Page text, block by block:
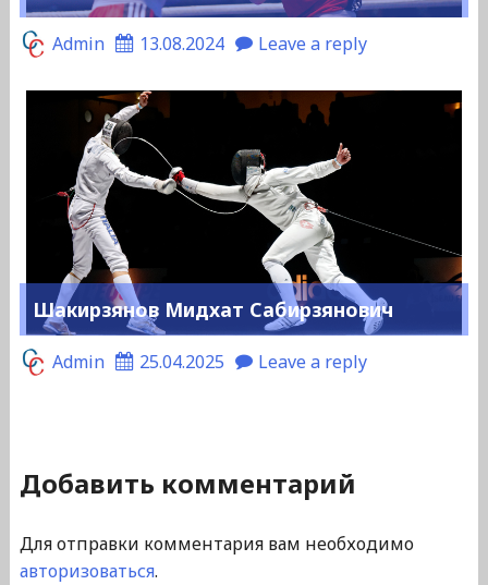
Admin 13.08.2024 Leave a reply
Шакирзянов Мидхат Сабирзянович
Admin 25.04.2025 Leave a reply
Добавить комментарий
Для отправки комментария вам необходимо
авторизоваться.